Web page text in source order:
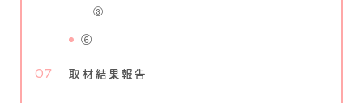
③
⑥
取材結果報告